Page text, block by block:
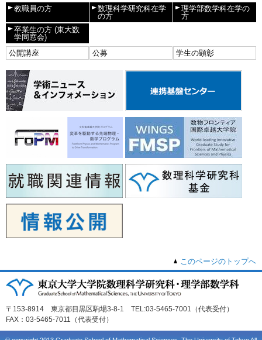
教職員の方
数理科学研究科在学
の方
理学部数学科在学の
方
卒業生の方 (東大数
学同窓会)
公開講座
公募 学生の顕彰
このページのトップへ
〒153-8914 東京都目黒区駒場3-8-1 TEL:03-5465-7001（代表受付）
FAX：03-5465-7011（代表受付）